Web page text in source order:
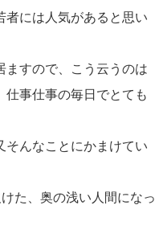
には人気があると思い
すので、こう云うのは
事仕事の毎日でとても
んなことにかまけてい
た、奥の浅い人間になっ